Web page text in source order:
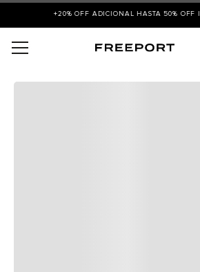
+20% OFF ADICIONAL HASTA 50% OFF |